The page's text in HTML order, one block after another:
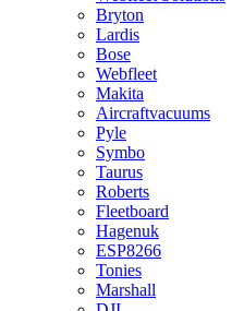
Bryton
Lardis
Bose
Webfleet
Makita
Aircraftvacuums
Pyle
Symbo
Taurus
Roberts
Fleetboard
Hagenuk
ESP8266
Tonies
Marshall